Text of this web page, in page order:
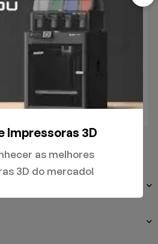
Impressoras 3D
as melhores
3D do mercado!